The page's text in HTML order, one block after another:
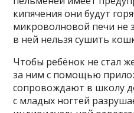
кипячения они будут
микроволновой печи не
в ней нельзя сушить
Чтобы ребёнок не стал
за ним с помощью
сопровождают в школу
с младых ногтей